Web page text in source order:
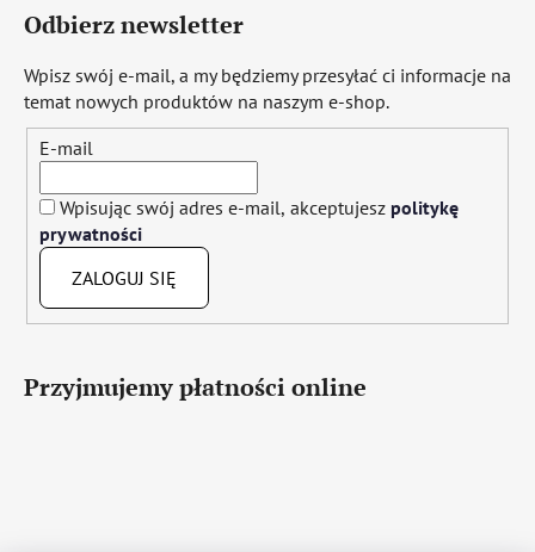
Odbierz newsletter
Wpisz swój e-mail, a my będziemy przesyłać ci informacje na
temat nowych produktów na naszym e-shop.
E-mail
Wpisując swój adres e-mail, akceptujesz politykę
prywatności
ZALOGUJ SIĘ
Przyjmujemy płatności online